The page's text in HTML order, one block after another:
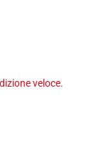
veloce.